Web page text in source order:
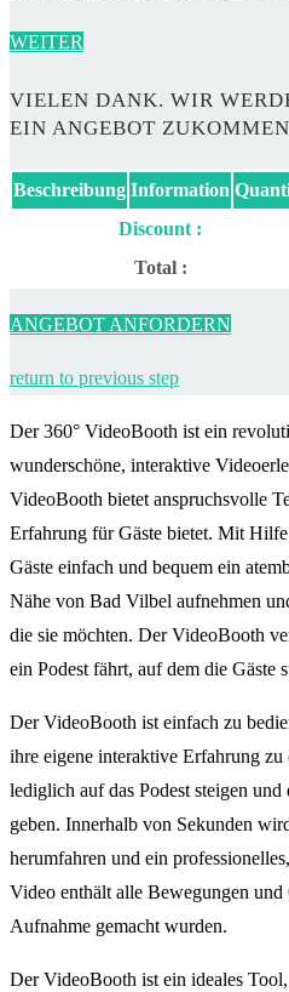
WEITER
VIELEN DANK. WIR
EIN ANGEBOT
Beschreibung Information
Discount :
Total :
ANGEBOT ANFORDERN
return to previous step
Der 360° VideoBooth ist ein
wunderschöne, interaktive
VideoBooth bietet anspruchsvolle
Erfahrung für Gäste bietet. Mit
Gäste einfach und bequem ein
Nähe von Bad Vilbel aufnehmen
die sie möchten. Der VideoBooth
ein Podest fährt, auf dem die Gäste
Der VideoBooth ist einfach zu
ihre eigene interaktive Erfahrung zu
lediglich auf das Podest steigen
geben. Innerhalb von Sekunden
herumfahren und ein
Video enthält alle Bewegungen und
Aufnahme gemacht wurden.
Der VideoBooth ist ein ideales